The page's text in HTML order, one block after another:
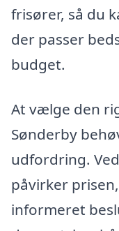
frisører, så du
der passer
budget.
At vælge den
Sønderby
udfordring.
påvirker
informeret